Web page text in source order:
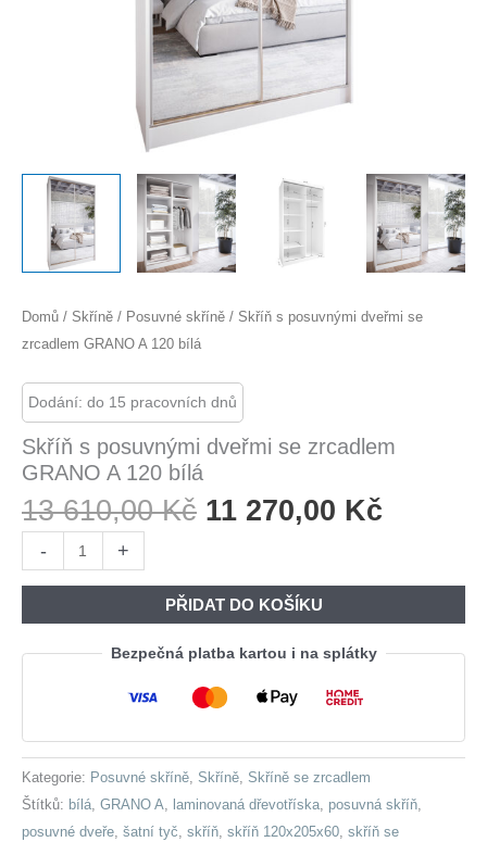
Domů / Skříně / Posuvné skříně / Skříň s posuvnými dveřmi se
zrcadlem GRANO A 120 bílá
Dodání: do 15 pracovních dnů
Skříň s posuvnými dveřmi se zrcadlem
GRANO A 120 bílá
13 610,00Kč Původní
13
610,00 Kč.
11 270,00 Kč
270,00
-
s
dveřmi
se
120
bílá
množství
+
PŘIDAT DO KOŠÍKU
Bezpečná platba kartou i na splátky
Kategorie: Posuvné skříně, Skříně, Skříně se zrcadlem
Štítků: bílá, GRANO A, laminovaná dřevotříska, posuvná skříň,
posuvné dveře, šatní tyč, skříň, skříň 120x205x60, skříň se